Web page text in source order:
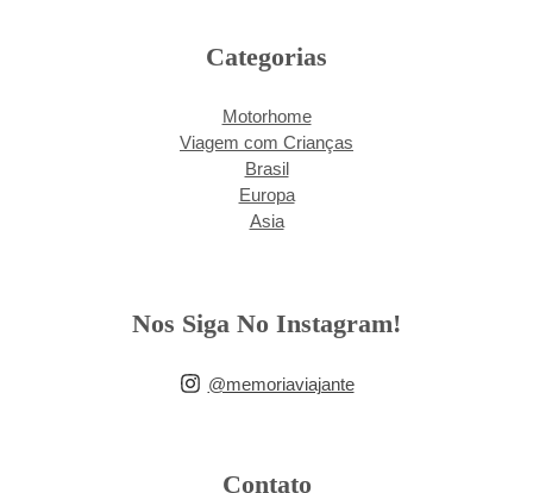
Categorias
Motorhome
Viagem com Crianças
Brasil
Europa
Asia
Nos Siga No Instagram!
@memoriaviajante
Contato